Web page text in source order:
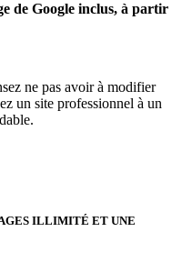
de Google inclus, à partir
ne pas avoir à modifier
un site professionnel à un
ILLIMITÉ ET UNE